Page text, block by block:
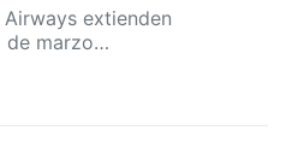
extienden
de marzo…